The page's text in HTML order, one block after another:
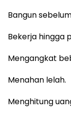
Bangun
Bekerja hingga
Mengangkat
Menahan lelah.
Menghitung